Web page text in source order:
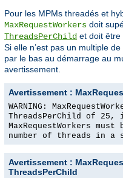
Pour les MPMs threadés et
MaxRequestWorkers doit
ThreadsPerChild et doit être
Si elle n’est pas un multiple
par le bas au démarrage au
avertissement.
Avertissement :
WARNING:
ThreadsPerChild of 25,
MaxRequestWorkers
number of threads in a
Avertissement :
ThreadsPerChild